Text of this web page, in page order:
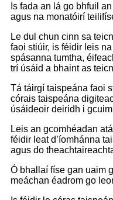
Is fada an lá go bhfuil
agus na monatóirí
Le dul chun cinn sa
faoi stiúir, is féidir leis
spásanna tumtha,
trí úsáid a bhaint as
Tá táirgí taispeána faoi
córais taispeána
úsáideoir deiridh i
Leis an gcomhéadan
féidir leat d’íomhánna
agus do
Ó bhallaí físe gan uaim
meáchan éadrom go